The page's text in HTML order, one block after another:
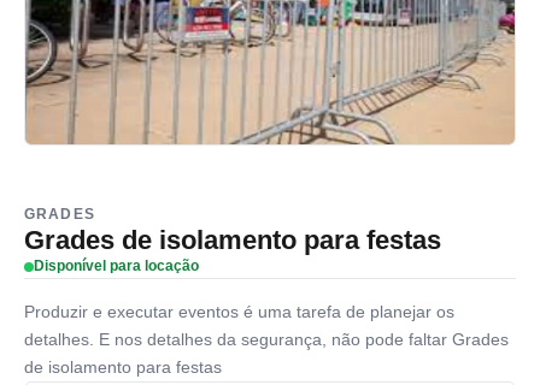
GRADES
Grades de isolamento para festas
Disponível para locação
Produzir e executar eventos é uma tarefa de planejar os
detalhes. E nos detalhes da segurança, não pode faltar Grades
de isolamento para festas